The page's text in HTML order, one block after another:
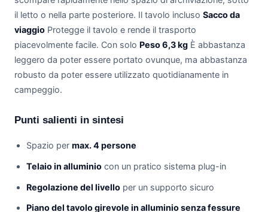
il letto o nella parte posteriore. Il tavolo incluso Sacco da
viaggio Protegge il tavolo e rende il trasporto
piacevolmente facile. Con solo Peso 6,3 kg È abbastanza
leggero da poter essere portato ovunque, ma abbastanza
robusto da poter essere utilizzato quotidianamente in
campeggio.
Punti salienti in sintesi
Spazio per max. 4 persone
Telaio in alluminio con un pratico sistema plug-in
Regolazione del livello per un supporto sicuro
Piano del tavolo girevole in alluminio senza fessure